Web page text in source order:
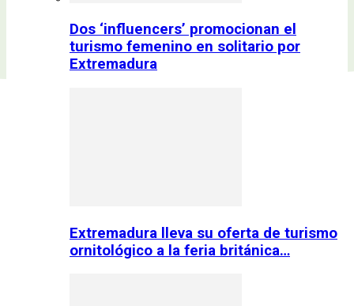
Dos ‘influencers’ promocionan el
turismo femenino en solitario por
Extremadura
Extremadura lleva su oferta de turismo
ornitológico a la feria británica…